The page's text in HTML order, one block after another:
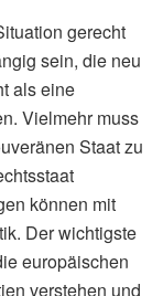
gerecht
sein, die neu
als eine
Vielmehr muss
Staat zu
können mit
Der wichtigste
europäischen
verstehen und